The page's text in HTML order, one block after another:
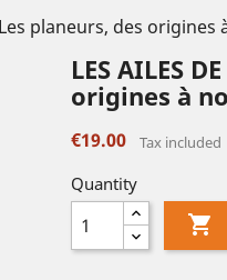
Les planeurs, des
LES AILES
origines à
€19.00 Tax included
Quantity
